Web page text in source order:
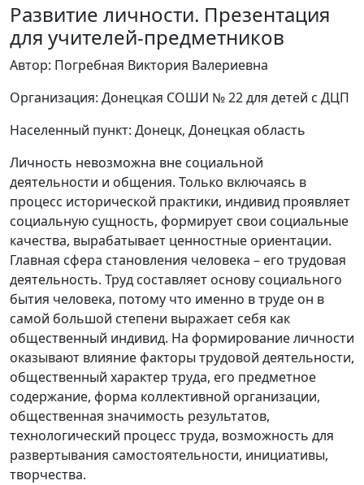
Развитие личности. Презентация
для учителей-предметников
Автор: Погребная Виктория Валериевна
Организация: Донецкая СОШИ № 22 для детей с ДЦП
Населенный пункт: Донецк, Донецкая область
Личность невозможна вне социальной
деятельности и общения. Только включаясь в
процесс исторической практики, индивид проявляет
социальную сущность, формирует свои социальные
качества, вырабатывает ценностные ориентации.
Главная сфера становления человека – его трудовая
деятельность. Труд составляет основу социального
бытия человека, потому что именно в труде он в
самой большой степени выражает себя как
общественный индивид. На формирование личности
оказывают влияние факторы трудовой деятельности,
общественный характер труда, его предметное
содержание, форма коллективной организации,
общественная значимость результатов,
технологический процесс труда, возможность для
развертывания самостоятельности, инициативы,
творчества.